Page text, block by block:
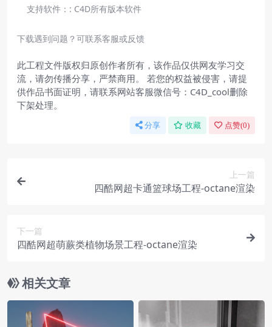
支持软件：: C4D所有版本软件
下载遇到问题？可联系客服或反馈
此工程文件版权归原创作者所有，该作品仅供网友学习交
流，请勿传播分享，严禁商用。 若您的权益被侵害，请提
供作品书面证明，请联系网站客服微信号：C4D_cool删除
下架处理。
分享 收藏 点赞(0)
上一篇
四酷网超卡通篮球场工程-octane渲染
下一篇
四酷网超萌蕨类植物场景工程-octane渲染
相关文章